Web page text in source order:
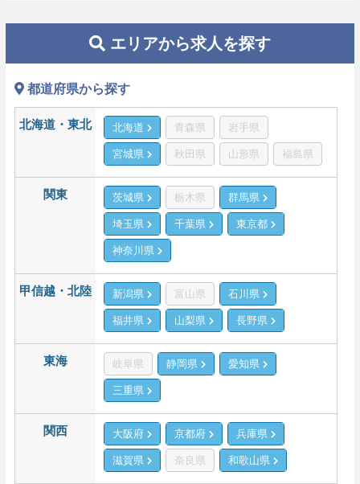
エリアから求人を探す
都道府県から探す
北海道・東北 北海道 青森県 岩手県
宮城県 秋田県 山形県 福島県
関東 茨城県 栃木県 群馬県
埼玉県 千葉県 東京都
神奈川県
甲信越・北陸 新潟県 富山県 石川県
福井県 山梨県 長野県
東海 岐阜県 静岡県 愛知県
三重県
関西 大阪府 京都府 兵庫県
滋賀県 奈良県 和歌山県